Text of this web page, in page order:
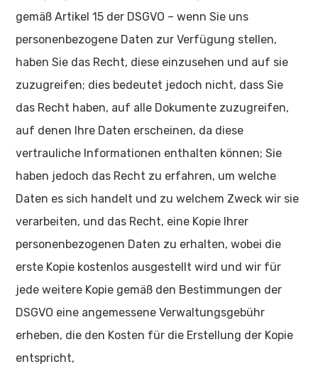
gemäß Artikel 15 der DSGVO – wenn Sie uns
personenbezogene Daten zur Verfügung stellen,
haben Sie das Recht, diese einzusehen und auf sie
zuzugreifen; dies bedeutet jedoch nicht, dass Sie
das Recht haben, auf alle Dokumente zuzugreifen,
auf denen Ihre Daten erscheinen, da diese
vertrauliche Informationen enthalten können; Sie
haben jedoch das Recht zu erfahren, um welche
Daten es sich handelt und zu welchem Zweck wir sie
verarbeiten, und das Recht, eine Kopie Ihrer
personenbezogenen Daten zu erhalten, wobei die
erste Kopie kostenlos ausgestellt wird und wir für
jede weitere Kopie gemäß den Bestimmungen der
DSGVO eine angemessene Verwaltungsgebühr
erheben, die den Kosten für die Erstellung der Kopie
entspricht,